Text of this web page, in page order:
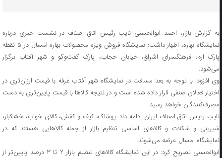
به گزارش بازار، احمد ابوالحسنی نایب رئیس اتاق اصناف در نشست خبری درباره
نمایشگاه بهاره، اظهار داشت: نمایشگاه فروش ویژه محصولات بهاره امسال در ۵ نقطه
پارک ارم، فرهنگسرای اشراق، خیابان حجاب، پارک گفت‌وگو و شهر آفتاب برگزار
می‌شود.
وی افزود: با توجه به بعد مسافت در نمایشگاه شهر آفتاب غرفه با قیمت ارزان‌تری در
اختیار فعالان صنفی قرار داده شده است و در نتیجه کالاها با قیمت پایین‌تری به دست
مصرف‌کنندگان خواهد رسید.
نایب رئیس اتاق اصناف ایران ادامه داد: پوشاک، کیف و کفش، کالای خواب، خشکبار،
شیرینی و شکلات و کالاهای اساسی تنظیم بازار از جمله کالاهایی هستند که در
نمایشگاه امسال عرضه می‌شوند.
ابوالحسنی تصریح کرد: در این نمایشگاه کالاهای تنظیم بازار ۲ تا ۳ درصد پایین‌تر از